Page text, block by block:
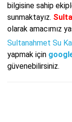
bilgisine sahip
sunmaktayız.
olarak amacımız
Sultanahmet Su
yapmak için
güvenebilirsiniz.